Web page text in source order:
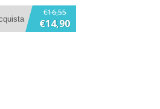
€16,55
€14,90